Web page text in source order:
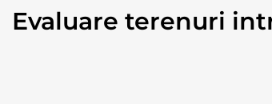
Evaluare terenuri